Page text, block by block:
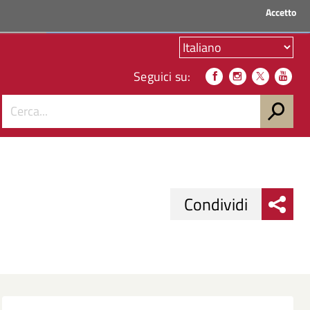
Accetto
Seguici su:
Condividi